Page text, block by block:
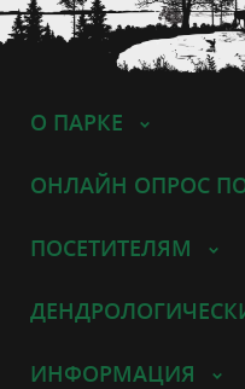
О ПАРКЕ
ОНЛАЙН ОПРОС
ПОСЕТИТЕЛЯМ
ИНФОРМАЦИЯ